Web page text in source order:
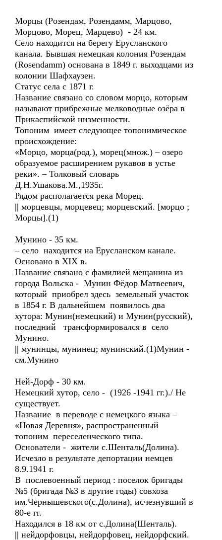
Морцы (Розендам, Розендамм, Марцово,
Морцово, Морец, Марцево) - 24 км.
Село находится на берегу Ерусланского
канала. Бывшая немецкая колония Розендам
(Rosendamm) основана в 1849 г. выходцами из
колонии Шафхаузен.
Статус села с 1871 г.
Название связано со словом морцо, которым
называют прибрежные мелководные озёра в
Прикаспийской низменности.
Топоним имеет следующее топонимическое
происхождение:
«Морцо, морца(род.), морец(множ.) – озеро
образуемое расширением рукавов в устье
реки». – Толковый словарь
Д.Н.Ушакова.М.,1935г.
Рядом располагается река Морец.
|| морцевцы, морцевец; морцевский. [морцо ;
Морцы].(1)
Мунино - 35 км.
– село находится на Ерусланском канале.
Основано в XIX в.
Название связано с фамилией мещанина из
города Вольска - Мунин Фёдор Матвеевич,
который приобрел здесь земельный участок
в 1854 г. В дальнейшем появилось два
хутора: Мунин(немецкий) и Мунин(русский),
последний трансформировался в село
Мунино.
|| мунинцы, мунинец; мунинский.(1)Мунин -
см.Мунино
Ней-Дорф - 30 км.
Немецкий хутор, село - (1926 -1941 гг.)./ Не
существует.
Название в переводе с немецкого языка –
«Новая Деревня», распространенный
топоним переселенческого типа.
Основатели - жители с.Шенталь(Долина).
Исчезло в результате депортации немцев
8.9.1941 г.
В послевоенный период : поселок бригады
№5 (бригада №3 в другие годы) совхоза
им.Чернышевского(с.Долина), исчезнувший в
80-е гг.
Находился в 18 км от с.Долина(Шенталь).
|| нейдорфовцы, нейдорфовец, нейдорфский.